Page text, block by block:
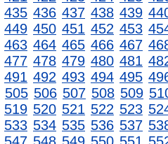
435 436 437 438 439
449 450 451 452 453
463 464 465 466 467
477 478 479 480 481
491 492 493 494 495
505 506 507 508 509
519 520 521 522 523
533 534 535 536 537